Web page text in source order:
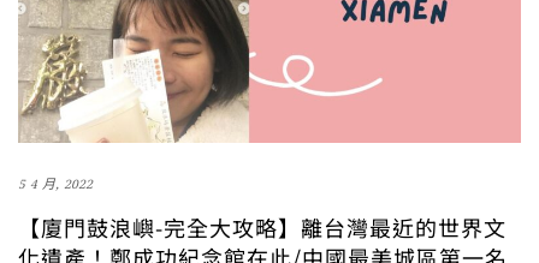
5 4 月, 2022
【廈門鼓浪嶼-完全大攻略】離台灣最近的世界文